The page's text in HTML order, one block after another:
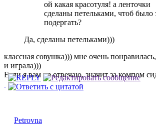
ой какая красотуля! а ленточки
сделаны петельками, чтоб было
подергать?
Да, сделаны петельками)))
классная совушка))) мне очень
и играла)))
Если я вам не отвечаю, значит за компом
Petrovna